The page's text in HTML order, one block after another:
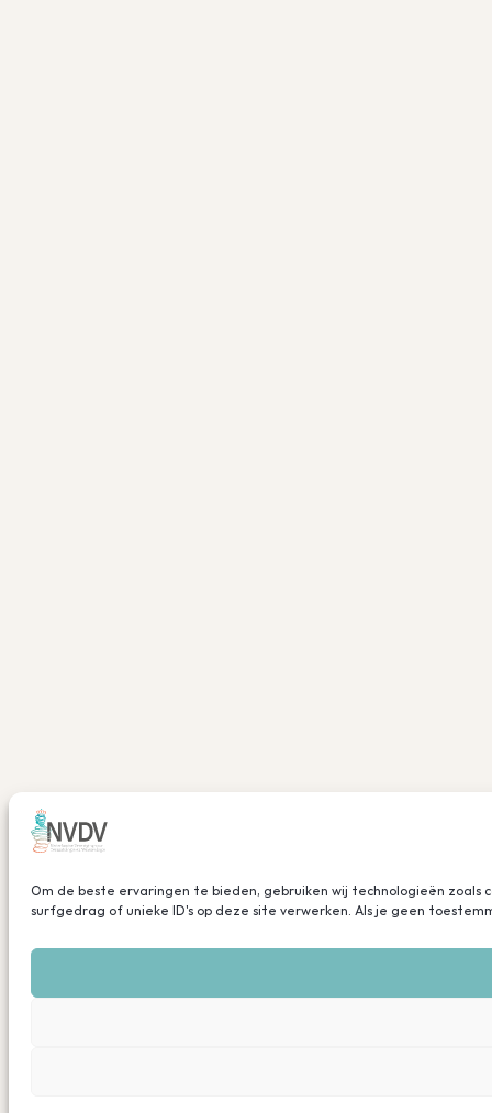
Om de beste ervaringen te bieden, gebruiken wij technologieën
surfgedrag of unieke ID's op deze site verwerken. Als je geen